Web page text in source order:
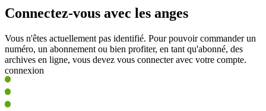
Connectez-vous avec les anges
Vous n'êtes actuellement pas identifié. Pour pouvoir commander un
numéro, un abonnement ou bien profiter, en tant qu'abonné, des
archives en ligne, vous devez vous connecter avec votre compte.
connexion